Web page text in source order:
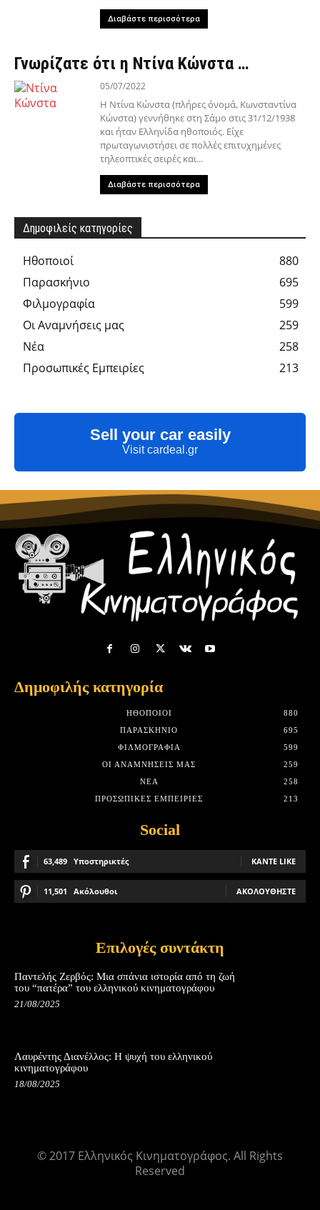
Διαβάστε περισσότερα
Γνωρίζατε ότι η Ντίνα Κώνστα …
05/07/2022
Η Ντίνα Κώνστα (πλήρες όνομά, Κωνσταντίνα
Κώνστα) γεννήθηκε στη Σάμο στις 31/12/1938
και ήταν Ελληνίδα ηθοποιός. Είχε
πρωταγωνιστήσει σε πολλές επιτυχημένες
τηλεοπτικές σειρές και...
Διαβάστε περισσότερα
Δημοφιλείς κατηγορίες
Hθοποιοί
880
Παρασκήνιο
695
Φιλμογραφία
599
Οι Αναμνήσεις μας
259
Νέα
258
Προσωπικές Εμπειρίες
213
Sell your car easily
Visit cardeal.gr
Δημοφιλής κατηγορία
HΘΟΠΟΙΟΊ
880
ΠΑΡΑΣΚΉΝΙΟ
695
ΦΙΛΜΟΓΡΑΦΊΑ
599
ΟΙ ΑΝΑΜΝΉΣΕΙΣ ΜΑΣ
259
ΝΈΑ
258
ΠΡΟΣΩΠΙΚΈΣ ΕΜΠΕΙΡΊΕΣ
213
Social
63,489 Υποστηρικτές ΚΆΝΤΕ LIKE
11,501 Ακόλουθοι ΑΚΟΛΟΥΘΉΣΤΕ
Επιλογές συντάκτη
Παντελής Ζερβός: Μια σπάνια ιστορία από τη ζωή
του “πατέρα” του ελληνικού κινηματογράφου
21/08/2025
Λαυρέντης Διανέλλος: Η ψυχή του ελληνικού
κινηματογράφου
18/08/2025
© 2017 Ελληνικός Κινηματογράφος. All Rights
Reserved